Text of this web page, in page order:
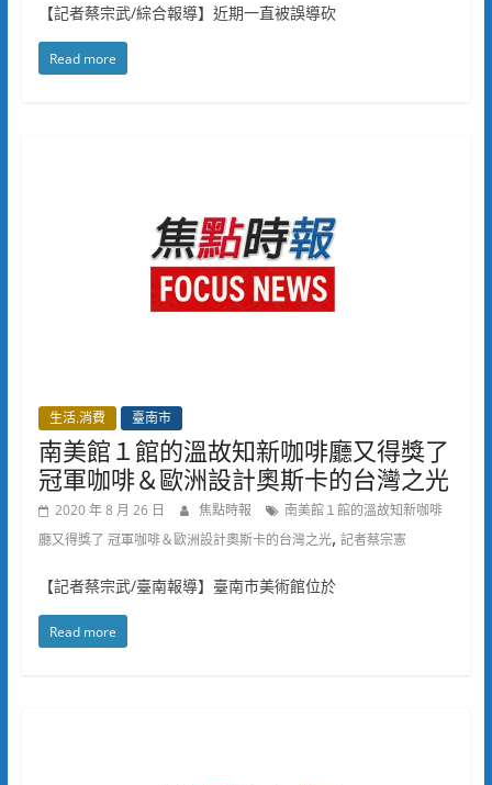
【記者蔡宗武/綜合報導】近期一直被誤導砍
Read more
生活.消費 臺南市
南美館１館的溫故知新咖啡廳又得獎了
冠軍咖啡＆歐洲設計奧斯卡的台灣之光
2020 年 8 月 26 日 焦點時報
南美館１館的溫故知新咖啡
廳又得獎了 冠軍咖啡＆歐洲設計奧斯卡的台灣之光, 記者蔡宗憲
【記者蔡宗武/臺南報導】臺南市美術館位於
Read more